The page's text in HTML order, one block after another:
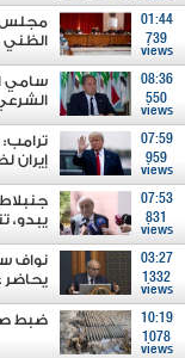
01:44
739
views
مجلس
الظني
08:36
550
views
سامي
07:59
959
views
إيران
07:53
831
views
يبدو،
03:27
1332
views
نواف
يحاضر
10:19
1078
views
ضبط